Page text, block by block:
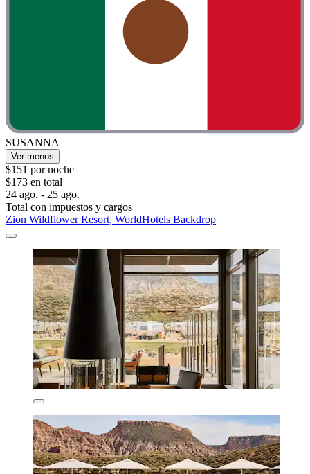
SUSANNA
Ver menos
$151 por noche
$173 en total
24 ago. - 25 ago.
Total con impuestos y cargos
Zion Wildflower Resort, WorldHotels Backdrop